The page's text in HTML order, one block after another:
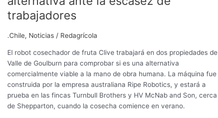
trabajadores
.Chile, Noticias / Redagrícola
El robot cosechador de fruta Clive trabajará en dos propiedades
Valle de Goulburn para comprobar si es una alternativa
comercialmente viable a la mano de obra humana. La máquina fue
construida por la empresa australiana Ripe Robotics, y estará a
prueba en las fincas Turnbull Brothers y HV McNab and Son, cerca
de Shepparton, cuando la cosecha comience en verano.
de
fruta,
alternativa
ante
la
escasez
trabajadores